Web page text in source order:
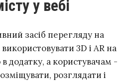
у вебі
засіб перегляду на
3D і AR на
додатку, а користувачам -
розглядати і